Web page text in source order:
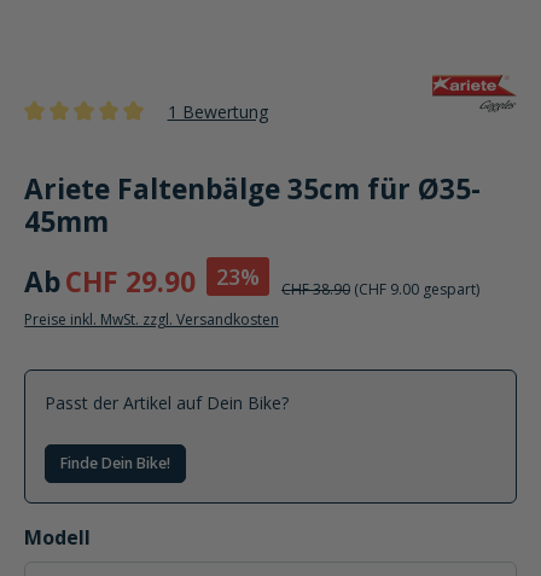
1 Bewertung
Ariete Faltenbälge 35cm für Ø35-
45mm
AbCHF 29.90 23% CHF 38.90 (CHF 9.00 gespart)
Preise inkl. MwSt. zzgl. Versandkosten
Passt der Artikel auf Dein Bike?
Finde Dein Bike!
Modell
auswählen